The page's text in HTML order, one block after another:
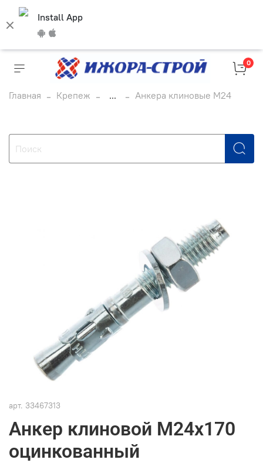
Install App
0
Главная Крепеж ... Анкера клиновые М24
арт. 33467313
Анкер клиновой М24х170
оцинкованный